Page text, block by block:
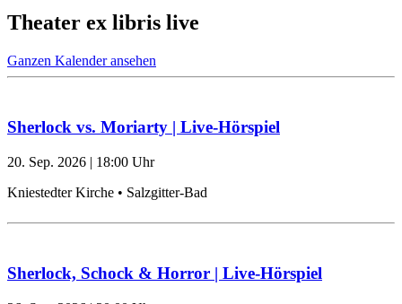
Theater ex libris live
Ganzen Kalender ansehen
Sherlock vs. Moriarty | Live-Hörspiel
20. Sep. 2026 | 18:00 Uhr
Kniestedter Kirche • Salzgitter-Bad
Sherlock, Schock & Horror | Live-Hörspiel